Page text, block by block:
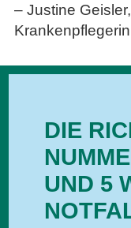
– Justine
Krankenpflegerin
DIE
UND 5